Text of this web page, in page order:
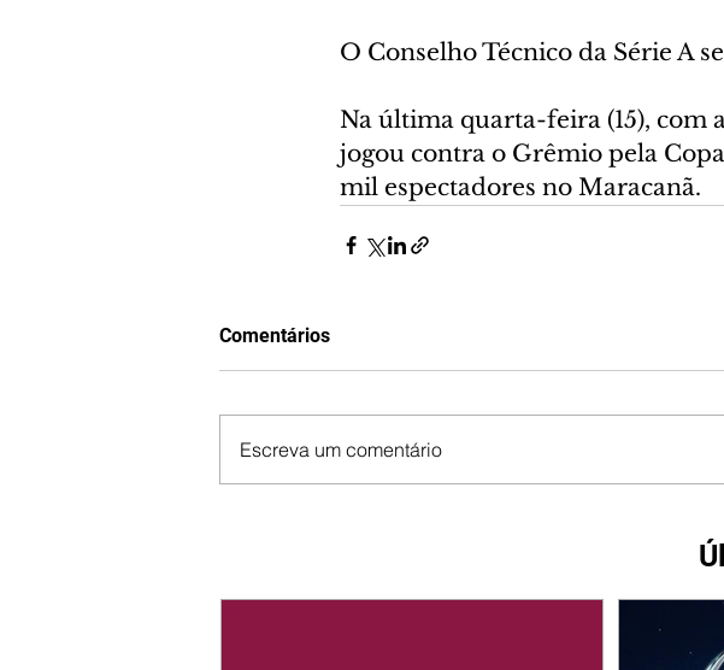
O Conselho Técnico da Série A
Na última quarta-feira (15), com
jogou contra o Grêmio pela
mil espectadores no Maracanã.
Comentários
Escreva um comentário